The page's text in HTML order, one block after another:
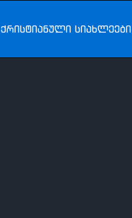
ქრისტიანული სიახლეები